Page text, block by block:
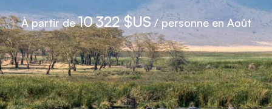
À partir de10 322 $US / personne en Août